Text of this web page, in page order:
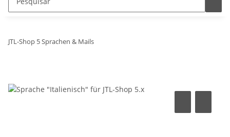
JTL-Shop 5 Sprachen & Mails